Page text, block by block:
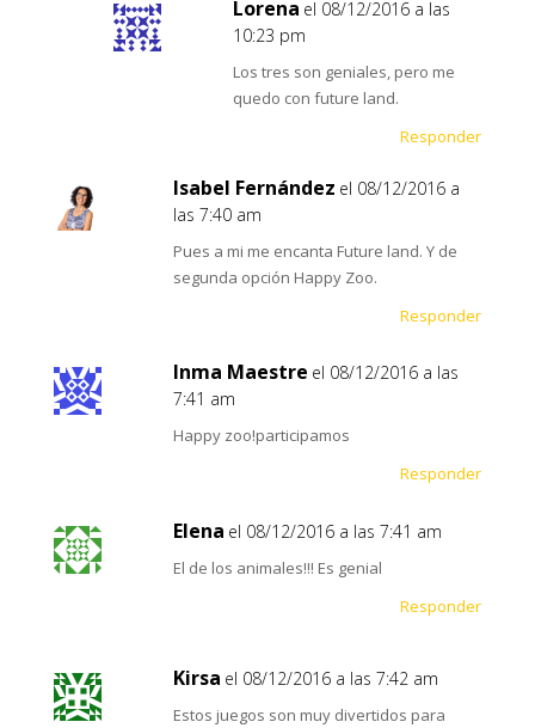
Lorena el 08/12/2016 a las
10:23 pm
Los tres son geniales, pero me
quedo con future land.
Responder
Isabel Fernández el 08/12/2016 a
las 7:40 am
Pues a mi me encanta Future land. Y de
segunda opción Happy Zoo.
Responder
Inma Maestre el 08/12/2016 a las
7:41 am
Happy zoo!participamos
Responder
Elena el 08/12/2016 a las 7:41 am
El de los animales!!! Es genial
Responder
Kirsa el 08/12/2016 a las 7:42 am
Estos juegos son muy divertidos para